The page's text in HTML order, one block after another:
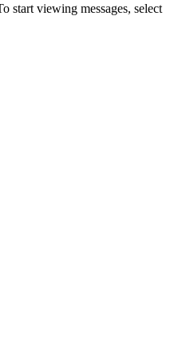
start viewing messages, select